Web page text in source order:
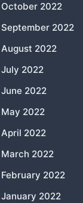
October 2022
September 2022
August 2022
July 2022
June 2022
May 2022
April 2022
March 2022
February 2022
January 2022